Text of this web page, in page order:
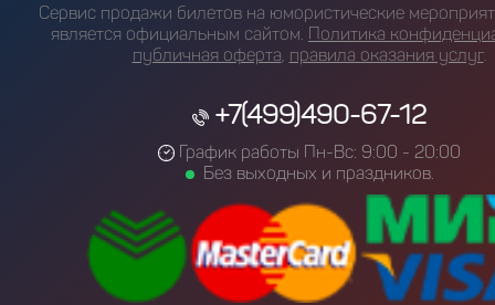
Сервис продажи билетов на юмористические
является официальным сайтом. Политика
публичная оферта правила оказания услуг.
+7(499)490-67-12
График работы Пн-Вс: 9:00 - 20:00
Без выходных и праздников.